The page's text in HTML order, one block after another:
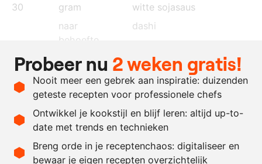
30
gram
witte sojasaus
naar
behoefte
dashi
naar
behoefte
zonnebloemolie
naar
yuzusap
Recept omrekenen
- +
Probeer nu 2 weken gratis!
Nooit meer een gebrek aan inspiratie: duizenden
geteste recepten voor professionele chefs
Ontwikkel je kookstijl en blijf leren: altijd up-to-
date met trends en technieken
Breng orde in je receptenchaos: digitaliseer en
bewaar je eigen recepten overzichtelijk